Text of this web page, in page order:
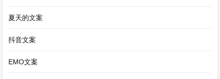
令人忍俊不禁的趣事。
夏天的文案
抖音文案
EMO文案